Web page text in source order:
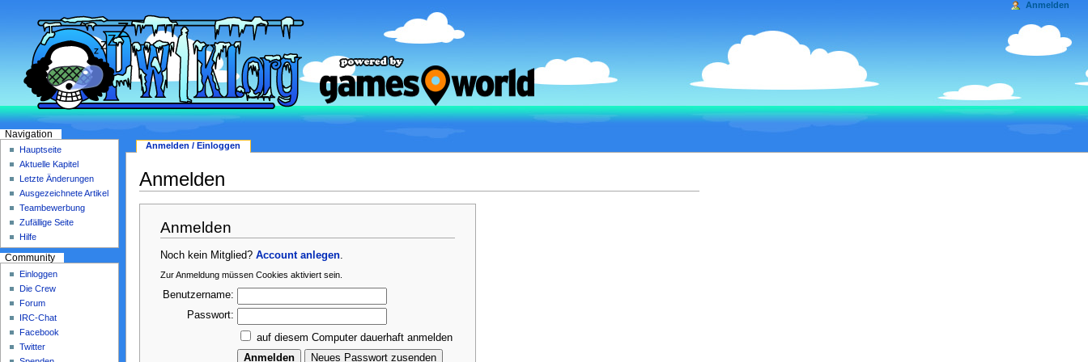
Anmelden
Anmelden
Noch kein Mitglied?Account anlegen
Zur Anmeldung müssen Cookies aktiviert sein.
Benutzername:
Passwort:
auf diesem Computer dauerhaft anmelden
Anmelden / Einloggen
Anmelden
Navigation
Hauptseite
Aktuelle Kapitel
Letzte Änderungen
Ausgezeichnete Artikel
Teambewerbung
Zufällige Seite
Hilfe
Community
Einloggen
Die Crew
Forum
IRC-Chat
Facebook
Twitter